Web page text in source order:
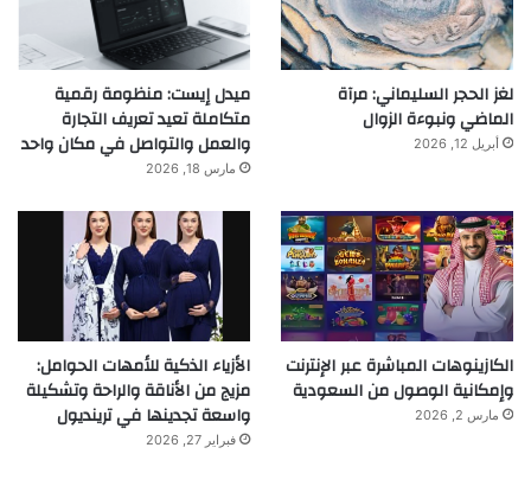
لغز الحجر السليماني: مرآة
الماضي ونبوءة الزوال
أبريل 12, 2026
ميدل إيست: منظومة رقمية
متكاملة تعيد تعريف التجارة
والعمل والتواصل في مكان واحد
مارس 18, 2026
الكازينوهات المباشرة عبر الإنترنت
وإمكانية الوصول من السعودية
مارس 2, 2026
الأزياء الذكية للأمهات الحوامل:
مزيج من الأناقة والراحة وتشكيلة
واسعة تجدينها في ترينديول
فبراير 27, 2026